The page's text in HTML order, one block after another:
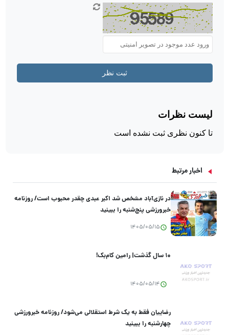
اخبار مرتبط
در نازی‌آباد مشخص شد اکبر عبدی چقدر محبوب است/ روزنامه
خبرورزشی پنج‌شنبه را ببینید
1405/05/15
۱۰ سال گذشت| رامین کام‌بک!
1405/05/14
رضاییان فقط به یک شرط استقلالی می‌شود/ روزنامه خبرورزشی
چهارشنبه را ببینید